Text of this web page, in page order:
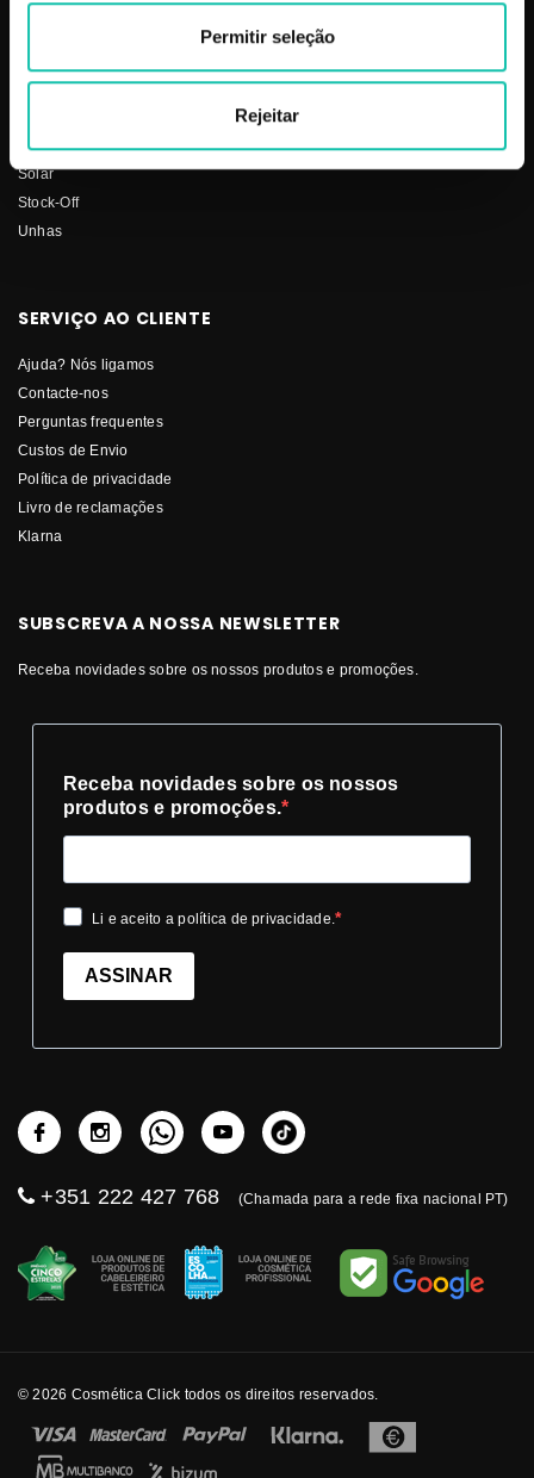
Permitir seleção
Rejeitar
Mobiliário
Pestanas
Solar
Stock-Off
Unhas
Social
SERVIÇO AO CLIENTE
Ajuda? Nós ligamos
Contacte-nos
Perguntas frequentes
Custos de Envio
Política de privacidade
Livro de reclamações
Klarna
SUBSCREVA A NOSSA NEWSLETTER
Receba novidades sobre os nossos produtos e promoções.
Receba novidades sobre os nossos
produtos e promoções.
Li e aceito a política de privacidade.
ASSINAR
+351 222 427 768 (Chamada para a rede fixa nacional PT)
© 2026 Cosmética Click todos os direitos reservados.